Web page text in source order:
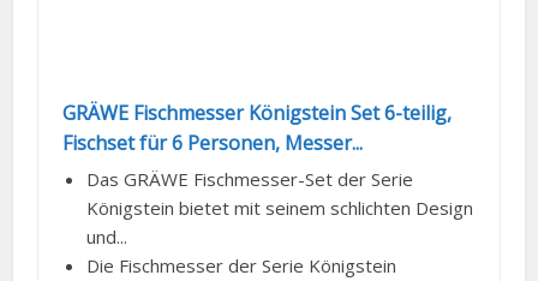
GRÄWE Fischmesser Königstein Set 6-teilig,
Fischset für 6 Personen, Messer...
Das GRÄWE Fischmesser-Set der Serie
Königstein bietet mit seinem schlichten Design
und...
Die Fischmesser der Serie Königstein